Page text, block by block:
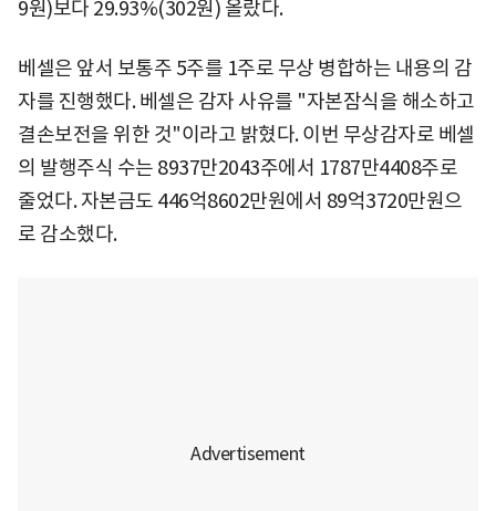
9원)보다 29.93%(302원) 올랐다.
베셀은 앞서 보통주 5주를 1주로 무상 병합하는 내용의 감
자를 진행했다. 베셀은 감자 사유를 "자본잠식을 해소하고
결손보전을 위한 것"이라고 밝혔다. 이번 무상감자로 베셀
의 발행주식 수는 8937만2043주에서 1787만4408주로
줄었다. 자본금도 446억8602만원에서 89억3720만원으
로 감소했다.